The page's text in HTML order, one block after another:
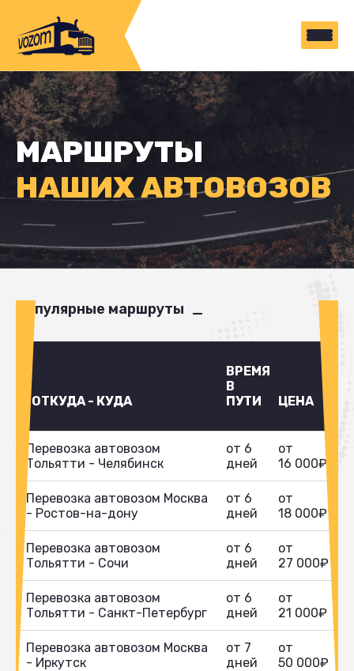
МАРШРУТЫ
НАШИХ АВТОВОЗОВ
Популярные маршруты
ОТКУДА - КУДА
ВРЕМЯ
В
ПУТИ
ЦЕНА
Перевозка автовозом
Тольятти - Челябинск
от 6
дней
от
16 000₽
Перевозка автовозом Москва
- Ростов-на-дону
от 6
дней
от
18 000₽
Перевозка автовозом
Тольятти - Сочи
от 6
дней
от
27 000₽
Перевозка автовозом
Тольятти - Санкт-Петербург
от 6
дней
от
21 000₽
Перевозка автовозом Москва
- Иркутск
от 7
дней
от
50 000₽